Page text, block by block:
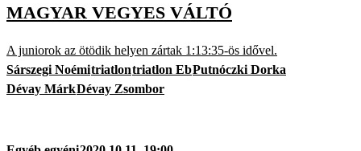
MAGYAR VEGYES VÁLTÓ
A juniorok az ötödik helyen zártak 1:13:35-ös idővel.
Sárszegi Noémitriatlontriatlon EbPutnóczki Dorka
Dévay MárkDévay Zsombor